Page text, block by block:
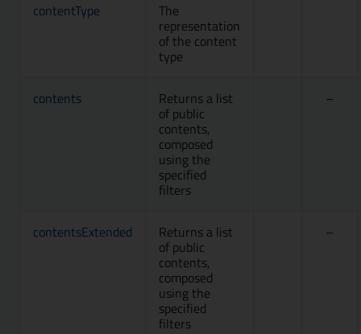
contentType The
representation
of the content
type
contents Returns a list
of public
contents,
composed
using the
specified
filters
Attivo, –
contentsExtended Returns a list
of public
contents,
composed
using the
specified
filters
Attivo, –